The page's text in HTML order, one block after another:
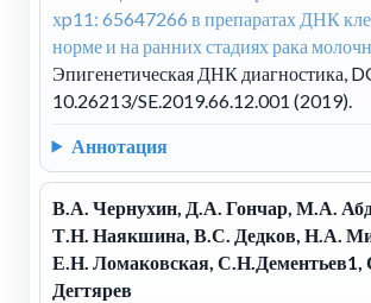
хp11: 65647266 в препаратах ДНК
норме и на ранних стадиях рака
Эпигенетическая ДНК диагностика,
10.26213/SE.2019.66.12.001 (2019).
Аннотация
В.А. Чернухин, Д.А. Гончар, М.А.
Т.Н. Наякшина, В.С. Дедков, Н.А.
Е.Н. Ломаковская, С.Н.Дементьев1,
Дегтярев